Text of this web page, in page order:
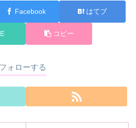
Facebook はてブ
コピー
ォローする